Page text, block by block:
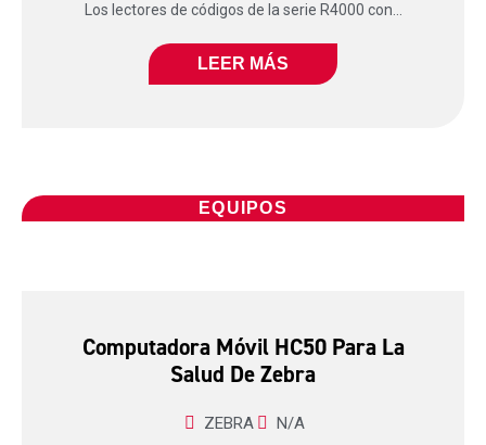
Los lectores de códigos de la serie R4000 con...
LEER MÁS
EQUIPOS
Computadora Móvil HC50 Para La
Salud De Zebra
ZEBRA N/A